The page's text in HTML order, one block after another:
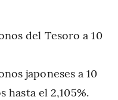
del Tesoro a 10
japoneses a 10
hasta el 2,105%.